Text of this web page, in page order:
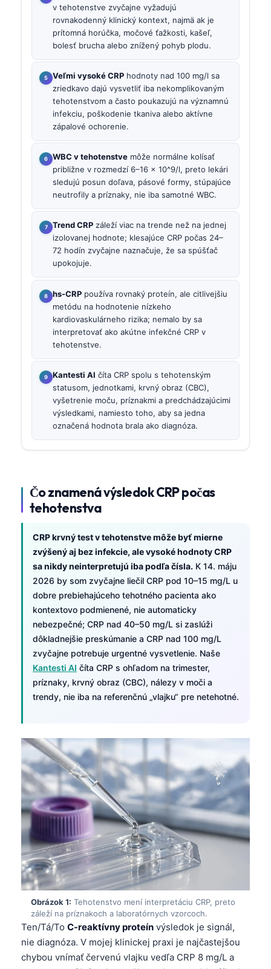
v tehotenstve zvyčajne vyžadujú
rovnakodenný klinický kontext, najmä ak je
prítomná horúčka, močové ťažkosti, kašeľ,
bolesť brucha alebo znížený pohyb plodu.
Veľmi vysoké CRP hodnoty nad 100 mg/l sa
zriedkavo dajú vysvetliť iba nekomplikovaným
tehotenstvom a často poukazujú na významnú
infekciu, poškodenie tkaniva alebo aktívne
zápalové ochorenie.
WBC v tehotenstve môže normálne kolísať
približne v rozmedzí 6–16 × 10^9/l, preto lekári
sledujú posun doľava, pásové formy, stúpajúce
neutrofily a príznaky, nie iba samotné WBC.
Trend CRP záleží viac na trende než na jednej
izolovanej hodnote; klesajúce CRP počas 24–
72 hodín zvyčajne naznačuje, že sa spúšťač
upokojuje.
hs-CRP používa rovnaký proteín, ale citlivejšiu
metódu na hodnotenie nízkeho
kardiovaskulárneho rizika; nemalo by sa
interpretovať ako akútne infekčné CRP v
tehotenstve.
Kantesti AI číta CRP spolu s tehotenským
statusom, jednotkami, krvný obraz (CBC),
vyšetrenie moču, príznakmi a predchádzajúcimi
výsledkami, namiesto toho, aby sa jedna
označená hodnota brala ako diagnóza.
Čo znamená výsledok CRP počas
tehotenstva
CRP krvný test v tehotenstve môže byť mierne
zvýšený aj bez infekcie, ale vysoké hodnoty CRP
sa nikdy neinterpretujú iba podľa čísla. K 14. máju
2026 by som zvyčajne liečil CRP pod 10–15 mg/L u
dobre prebiehajúceho tehotného pacienta ako
kontextovo podmienené, nie automaticky
nebezpečné; CRP nad 40–50 mg/L si zaslúži
dôkladnejšie preskúmanie a CRP nad 100 mg/L
zvyčajne potrebuje urgentné vysvetlenie. Naše
Kantesti AI číta CRP s ohľadom na trimester,
príznaky, krvný obraz (CBC), nálezy v moči a
trendy, nie iba na referenčnú „vlajku“ pre netehotné.
Obrázok 1: Tehotenstvo mení interpretáciu CRP, preto
záleží na príznakoch a laboratórnych vzorcoch.
Ten/Tá/To C-reaktívny proteín výsledok je signál,
nie diagnóza. V mojej klinickej praxi je najčastejšou
chybou vnímať červenú vlajku vedľa CRP 8 mg/L a